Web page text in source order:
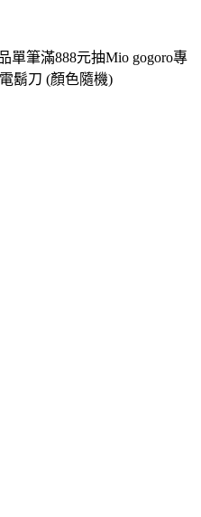
單筆滿888元抽Mio gogoro專
鬍刀 (顏色隨機)